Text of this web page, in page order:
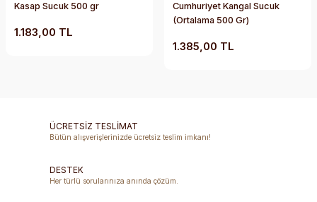
Kasap Sucuk 500 gr
1.183,00 TL
Cumhuriyet Kangal Sucuk
(Ortalama 500 Gr)
1.385,00 TL
ÜCRETSİZ TESLİMAT
Bütün alışverişlerinizde ücretsiz teslim imkanı!
DESTEK
Her türlü sorularınıza anında çözüm.